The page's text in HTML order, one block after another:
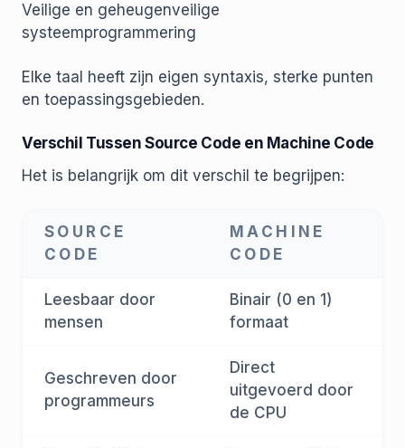
Veilige en geheugenveilige
systeemprogrammering
Elke taal heeft zijn eigen syntaxis, sterke punten
en toepassingsgebieden.
Verschil Tussen Source Code en Machine Code
Het is belangrijk om dit verschil te begrijpen:
SOURCE
CODE
MACHINE
CODE
Leesbaar door
mensen
Binair (0 en 1)
formaat
Geschreven door
programmeurs
Direct
uitgevoerd door
de CPU